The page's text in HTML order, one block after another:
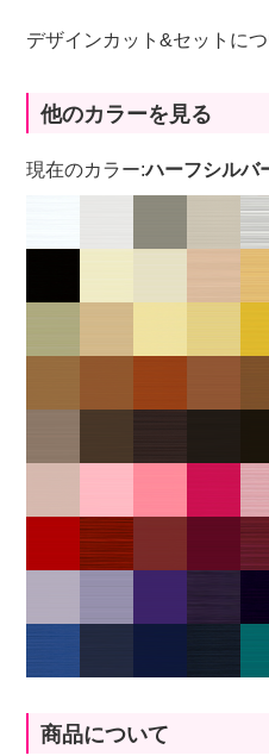
デザインカット&セットに
他のカラーを見る
現在のカラー:ハーフシルバ
商品について